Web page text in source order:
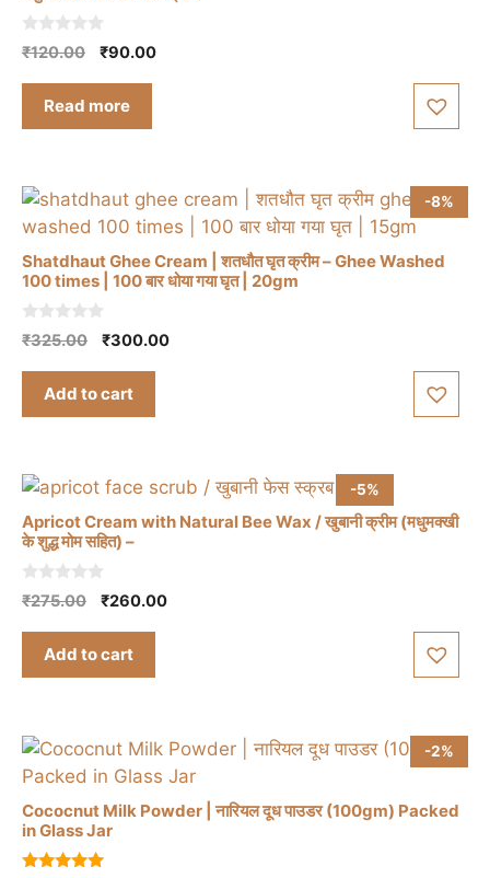
0
o
₹120.00
Original
was:
₹90.00Current
Read more
-8%
Shatdhaut Ghee Cream | शतधौत घृत क्रीम – Ghee Washed
100 times | 100 बार धोया गया घृत | 20gm
0
o
₹325.00
Original
was:
₹300.00Current
Add to cart
-5%
Apricot Cream with Natural Bee Wax / खुबानी क्रीम (मधुमक्खी
के शुद्ध मोम सहित) –
0
o
₹275.00
Original
was:
₹260.00Current
Add to cart
-2%
Cococnut Milk Powder | नारियल दूध पाउडर (100gm) Packed
in Glass Jar